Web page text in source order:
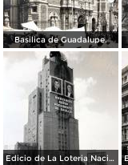
Basilica de Guadalupe.
Edicio de La Loteria Nacional Ciudad de México Abril de 1964